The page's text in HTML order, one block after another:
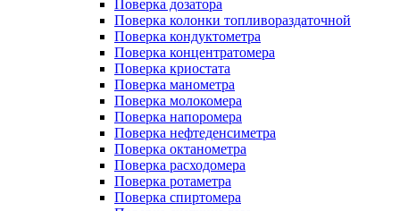
Поверка дозатора
Поверка колонки топливораздаточной
Поверка кондуктометра
Поверка концентратомера
Поверка криостата
Поверка манометра
Поверка молокомера
Поверка напоромера
Поверка нефтеденсиметра
Поверка октанометра
Поверка расходомера
Поверка ротаметра
Поверка спиртомера